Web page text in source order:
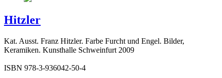
Hitzler
Kat. Ausst. Franz Hitzler. Farbe Furcht und Engel. Bilder,
Keramiken. Kunsthalle Schweinfurt 2009
ISBN 978-3-936042-50-4